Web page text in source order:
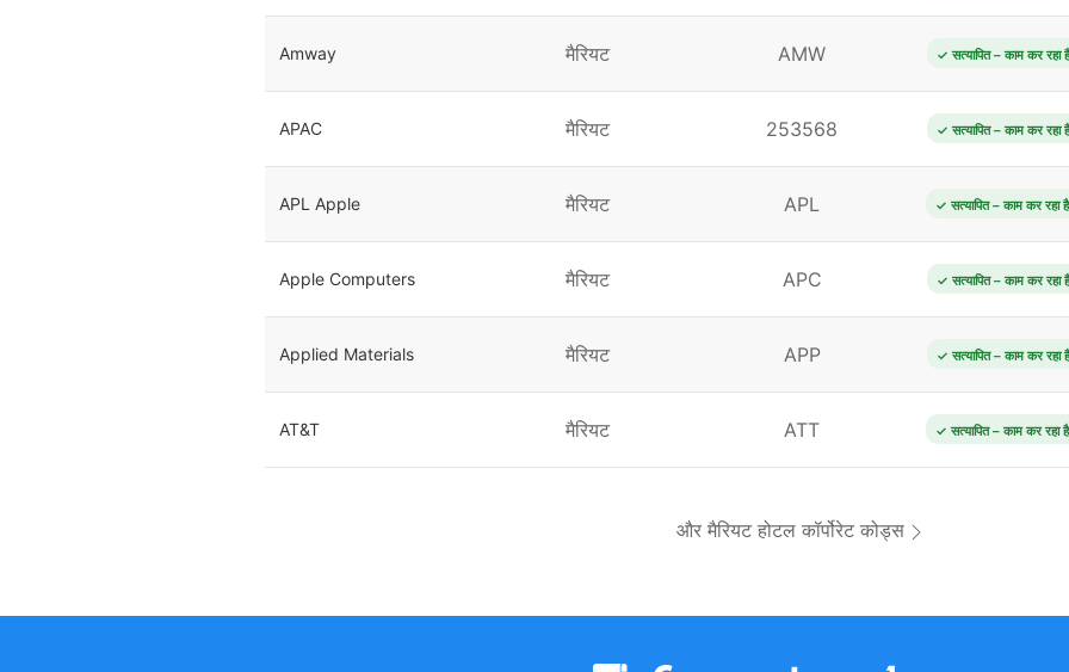
Amway मैरियट AMW ✓ सत्यापित – काम कर रहा है
APAC मैरियट 253568 ✓ सत्यापित – काम कर रहा है
APL Apple मैरियट APL ✓ सत्यापित – काम कर रहा है
Apple Computers मैरियट APC ✓ सत्यापित – काम कर रहा है
Applied Materials मैरियट APP ✓ सत्यापित – काम कर रहा है
AT&T मैरियट ATT ✓ सत्यापित – काम कर रहा है
और मैरियट होटल कॉर्पोरेट कोड्स